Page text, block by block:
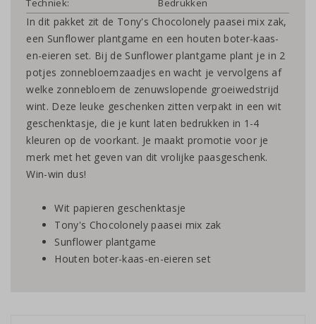
Techniek:
Bedrukken
In dit pakket zit de Tony's Chocolonely paasei mix zak,
een Sunflower plantgame en een houten boter-kaas-
en-eieren set. Bij de Sunflower plantgame plant je in 2
potjes zonnebloemzaadjes en wacht je vervolgens af
welke zonnebloem de zenuwslopende groeiwedstrijd
wint. Deze leuke geschenken zitten verpakt in een wit
geschenktasje, die je kunt laten bedrukken in 1-4
kleuren op de voorkant. Je maakt promotie voor je
merk met het geven van dit vrolijke paasgeschenk.
Win-win dus!
Wit papieren geschenktasje
Tony's Chocolonely paasei mix zak
Sunflower plantgame
Houten boter-kaas-en-eieren set